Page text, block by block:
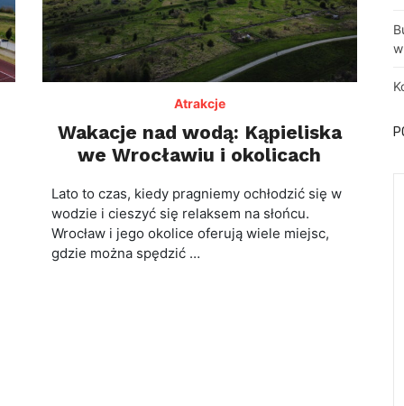
Atrakcje
Wakacje nad wodą: Kąpieliska
we Wrocławiu i okolicach
Lato to czas, kiedy pragniemy ochłodzić się w
wodzie i cieszyć się relaksem na słońcu.
Wrocław i jego okolice oferują wiele miejsc,
gdzie można spędzić …